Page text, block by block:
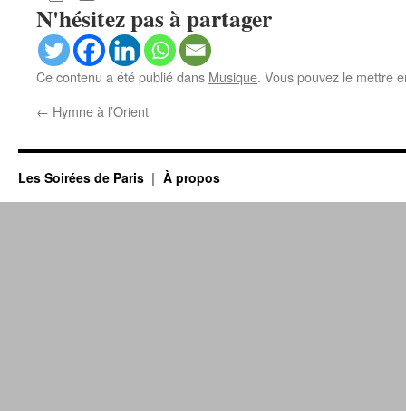
N'hésitez pas à partager
Ce contenu a été publié dans Musique. Vous pouvez le mettre
← Hymne à l’Orient
Les Soirées de Paris À propos